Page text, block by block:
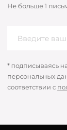
Не больше 1
* подписываясь
персональных
соответствии с